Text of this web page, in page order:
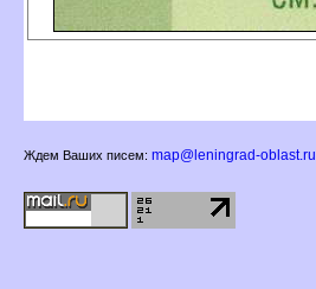
Ждем Ваших писем: map@leningrad-oblast.ru